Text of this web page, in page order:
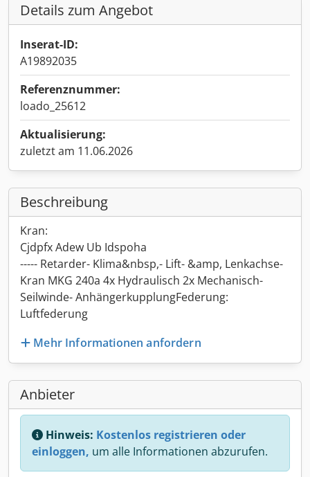
Details zum Angebot
Inserat-ID:
A19892035
Referenznummer:
loado_25612
Aktualisierung:
zuletzt am 11.06.2026
Beschreibung
Kran:
Cjdpfx Adew Ub Idspoha
----- Retarder- Klima&nbsp,- Lift- &amp, Lenkachse-
Kran MKG 240a 4x Hydraulisch 2x Mechanisch-
Seilwinde- AnhängerkupplungFederung:
Luftfederung
Mehr Informationen anfordern
Anbieter
Hinweis: Kostenlos registrieren oder
einloggen, um alle Informationen abzurufen.